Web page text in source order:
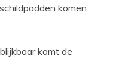
komen
komt de